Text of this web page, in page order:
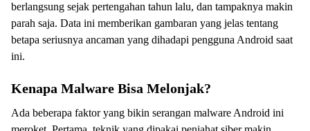
berlangsung sejak pertengahan tahun lalu, dan tampaknya makin
parah saja. Data ini memberikan gambaran yang jelas tentang
betapa seriusnya ancaman yang dihadapi pengguna Android saat
ini.
Kenapa Malware Bisa Melonjak?
Ada beberapa faktor yang bikin serangan malware Android ini